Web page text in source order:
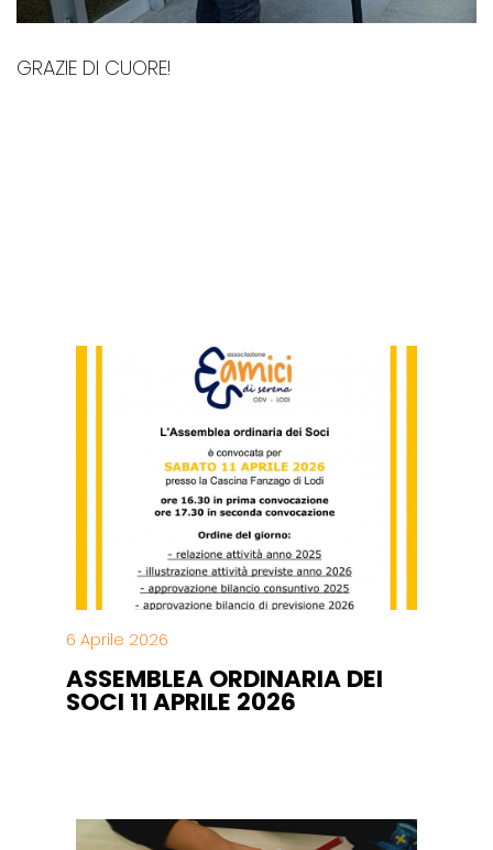
GRAZIE DI CUORE!
6 Aprile 2026
ASSEMBLEA ORDINARIA DEI
SOCI 11 APRILE 2026